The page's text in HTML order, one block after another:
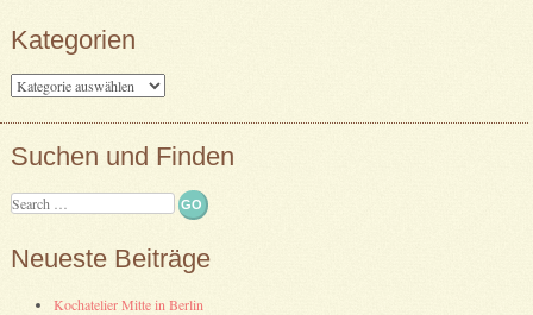
Kategorien
Kategorien
Suchen und Finden
Search
Neueste Beiträge
Kochatelier Mitte in Berlin